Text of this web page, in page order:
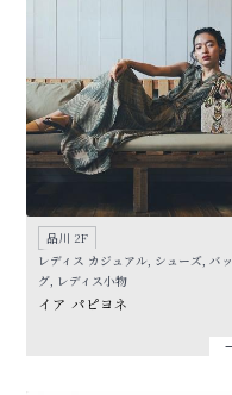
品川 2F
レディス カジュアル, シューズ, バッ
グ, レディス小物
イア パピヨネ